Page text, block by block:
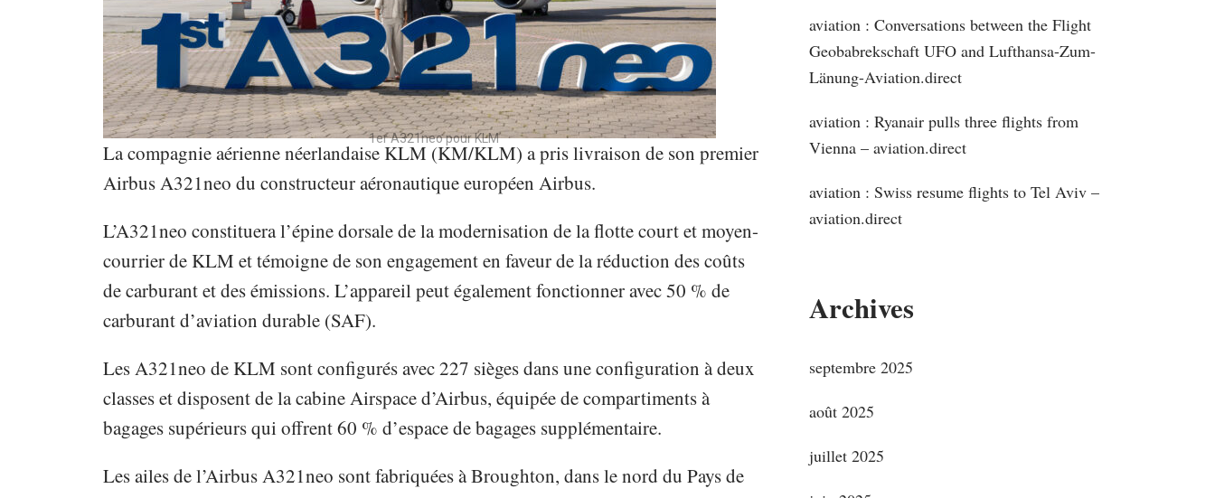
1er A321neo pour KLM
La compagnie aérienne néerlandaise KLM (KM/KLM) a pris livraison de son premier
Airbus A321neo du constructeur aéronautique européen Airbus.
L’A321neo constituera l’épine dorsale de la modernisation de la flotte court et moyen-
courrier de KLM et témoigne de son engagement en faveur de la réduction des coûts
de carburant et des émissions. L’appareil peut également fonctionner avec 50 % de
carburant d’aviation durable (SAF).
Les A321neo de KLM sont configurés avec 227 sièges dans une configuration à deux
classes et disposent de la cabine Airspace d’Airbus, équipée de compartiments à
bagages supérieurs qui offrent 60 % d’espace de bagages supplémentaire.
Les ailes de l’Airbus A321neo sont fabriquées à Broughton, dans le nord du Pays de
aviation : Conversations between the Flight
Geobabrekschaft UFO and Lufthansa-Zum-
Länung-Aviation.direct
aviation : Ryanair pulls three flights from
Vienna – aviation.direct
aviation : Swiss resume flights to Tel Aviv –
aviation.direct
Archives
septembre 2025
août 2025
juillet 2025